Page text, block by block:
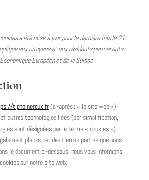
a été mise à jour pour la dernière fois le 21
aux citoyens et aux résidents permanents
Européen et de la Suisse.
tiphaineroux.fr(ci-après : « le site web »)
autres technologies liées (par simplification,
sont désignées par le terme « cookies »).
placés par des tierces parties que nous
le document ci-dessous, nous vous informons
sur notre site web.